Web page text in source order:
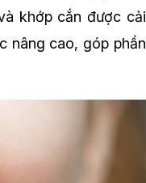
khớp cắn được cải
nâng cao, góp phần